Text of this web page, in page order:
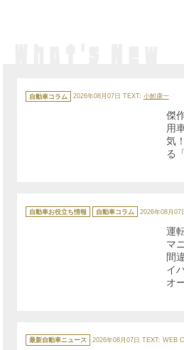
テ
ゴ
自動車コラム 2026年08月07日 TEXT: 小鮒康一
傑
用
気
る
テ
ゴ
自動車お役立ち情報 自動車コラム 2026年08月07
運
マ
間
イ
オ
テ
ゴ
最新自動車ニュース 2026年08月07日 TEXT: WEB